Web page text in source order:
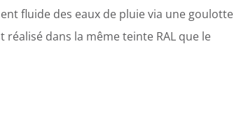
fluide des eaux de pluie via une goulotte
dans la même teinte RAL que le